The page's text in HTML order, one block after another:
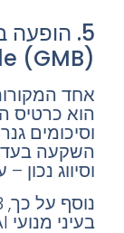
(GMB)
אחד
וסיכומים
השקעה
וסיווג